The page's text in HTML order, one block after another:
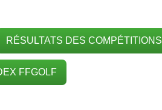
RÉSULTATS DES COMPÉTITIONS
FFGOLF